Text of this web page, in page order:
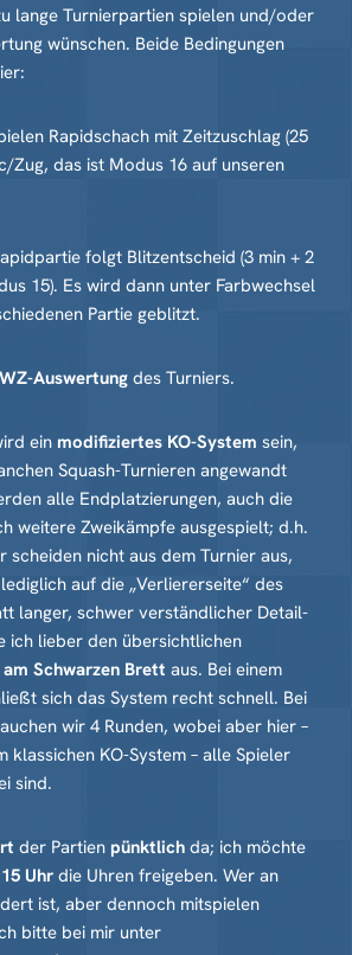
lange Turnierpartien spielen und/oder
wünschen. Beide Bedingungen
Rapidschach mit Zeitzuschlag (25
Zug, das ist Modus 16 auf unseren
folgt Blitzentscheid (3 min + 2
15). Es wird dann unter Farbwechsel
Partie geblitzt.
Auswertung des Turniers.
ein modifiziertes KO-System sein,
Squash-Turnieren angewandt
alle Endplatzierungen, auch die
weitere Zweikämpfe ausgespielt; d.h.
scheiden nicht aus dem Turnier aus,
auf die „Verliererseite“ des
langer, schwer verständlicher Detail-
ich lieber den übersichtlichen
Schwarzen Brett aus. Bei einem
sich das System recht schnell. Bei
wir 4 Runden, wobei aber hier –
klassichen KO-System – alle Spieler
sind.
der Partien pünktlich da; ich möchte
Uhr die Uhren freigeben. Wer an
ist, aber dennoch mitspielen
bitte bei mir unter